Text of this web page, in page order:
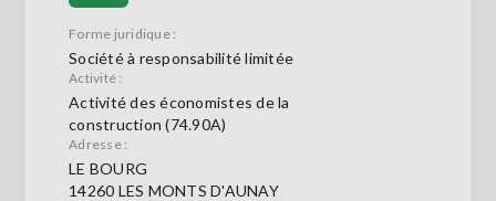
Forme juridique :
Société à responsabilité limitée
Activité :
Activité des économistes de la
construction (74.90A)
Adresse :
LE BOURG
14260 LES MONTS D'AUNAY